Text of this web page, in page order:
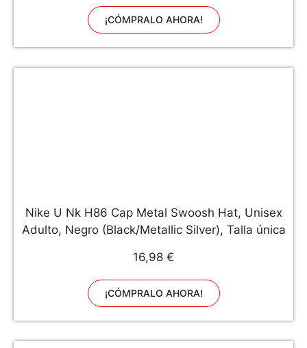
¡CÓMPRALO AHORA!
Nike U Nk H86 Cap Metal Swoosh Hat, Unisex
Adulto, Negro (Black/Metallic Silver), Talla única
16,98 €
¡CÓMPRALO AHORA!